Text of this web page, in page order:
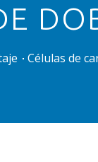
Células de